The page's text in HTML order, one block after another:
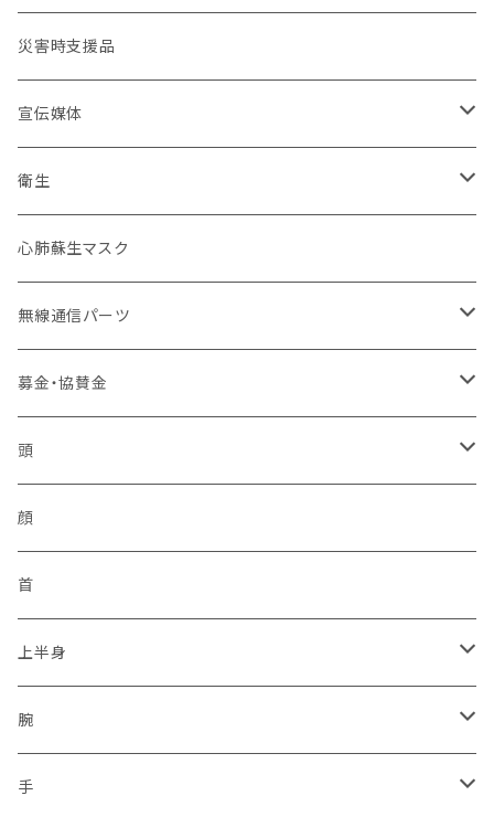
乗車服&機動服
ネイビーカラー
カムフラージュ
コンバット
弾帯
安全帯
ローラーバックル
2ピン
刺繍IDプレート
刺繍
シルク印刷
ワッペン・パッチ
刺繍
プリント
ブーツ
本革
革張り
サイドジップ
コンバットソールパターン
タクティカルソールパターン
ポーチ
インソール
卸セット
バッジ
IDバッジ
所属バッジ
ベスト
反射
ラジオホルスター
イヤフォン
シークレットサービス
セキュリティポリス
身分証ケース
本革
タテ型
腕章
差込プレート
刺繍
ソックス
車両
消防団
ISHIKAWA
HOKKAIDO DOUOU
北海道
東北管区
関東管区
中部管区
近畿管区
中国管区
四国管区
九州管区
格言
災害復興ブランド「KOKONI KITE」
チャリTシャツ
2016.04.14九州「熊本地震」
通信ネットワーク
バイク
災害復興ブランド「KOKONI KITE」
チャリティ
ドライウェア
ユニフォーム
保安ツール
ブーツ
インナー
アンダーウエア（下着）
活動パンツ
デザインデータ
災害時支援品
宣伝媒体
火事だ119冊子製本用データ
衛生
お掃除用品
コーティング
装飾
幸福
トイレ製品
非常用トイレ
感染予防
心肺蘇生マスク
無線通信パーツ
アンテナ
モービル
イヤフォン
募金・協賛金
輸入品販権
頭
ヘルメット
帽子
顔
首
上半身
ベスト
上着
腕
保護
手